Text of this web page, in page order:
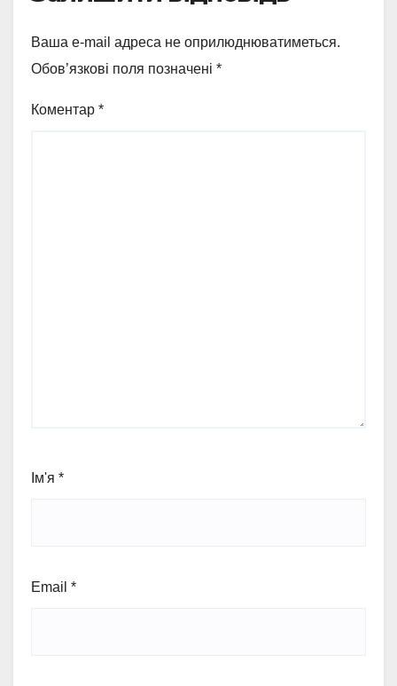
Ваша e-mail адреса не оприлюднюватиметься.
Обов’язкові поля позначені *
Коментар *
Ім'я *
Email *